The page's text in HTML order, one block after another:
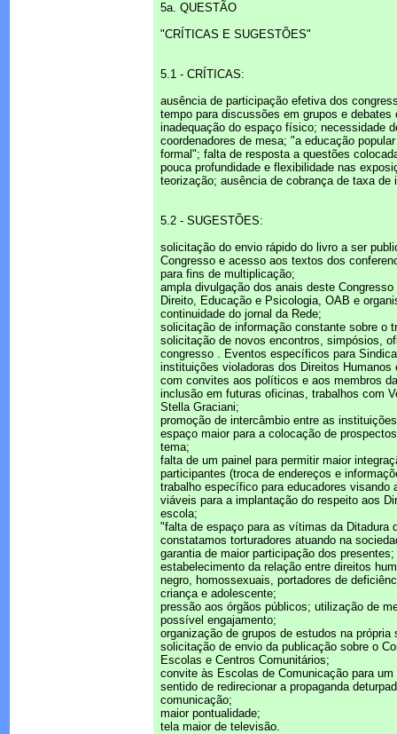
5a. QUESTÃO
"CRÍTICAS E SUGESTÕES"
5.1 - CRÍTICAS:
ausência de participação efetiva dos
tempo para discussões em grupos e
inadequação do espaço físico; necessidade
coordenadores de mesa; "a educação
formal"; falta de resposta a questões
pouca profundidade e flexibilidade nas
teorização; ausência de cobrança de taxa de
5.2 - SUGESTÕES:
solicitação do envio rápido do livro a ser
Congresso e acesso aos textos dos
para fins de multiplicação;
ampla divulgação dos anais deste
Direito, Educação e Psicologia, OAB e
continuidade do jornal da Rede;
solicitação de informação constante sobre o
solicitação de novos encontros, simpósios,
congresso . Eventos específicos para
instituições violadoras dos Direitos Humanos
com convites aos políticos e aos membros
inclusão em futuras oficinas, trabalhos com
Stella Graciani;
promoção de intercâmbio entre as
espaço maior para a colocação de
tema;
falta de um painel para permitir maior
participantes (troca de endereços e
trabalho específico para educadores visando
viáveis para a implantação do respeito aos
escola;
"falta de espaço para as vítimas da Ditadura
constatamos torturadores atuando na
garantia de maior participação dos presentes;
estabelecimento da relação entre direitos
negro, homossexuais, portadores de
criança e adolescente;
pressão aos órgãos públicos; utilização de
possível engajamento;
organização de grupos de estudos na própria
solicitação de envio da publicação sobre o
Escolas e Centros Comunitários;
convite às Escolas de Comunicação para um
sentido de redirecionar a propaganda
comunicação;
maior pontualidade;
tela maior de televisão.